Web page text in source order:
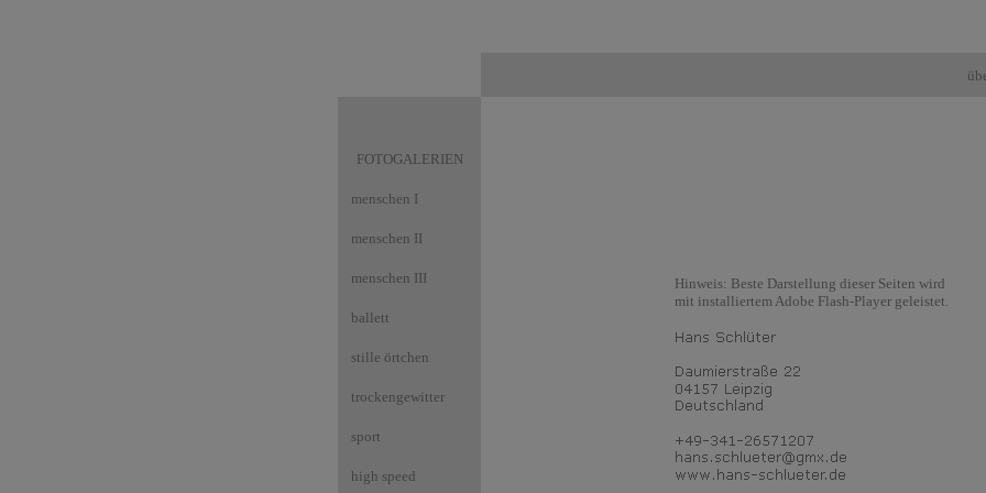
FOTOGALERIEN
menschen I
menschen II
menschen III
ballett
stille örtchen
trockengewitter
sport
high speed
Hinweis: Beste Darstellung dieser Seiten wird
mit installiertem Adobe Flash-Player geleistet.